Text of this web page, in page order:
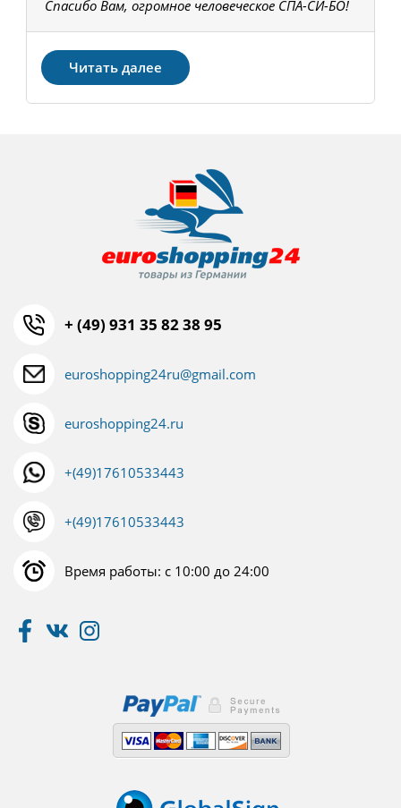
Спасибо Вам, огромное человеческое СПА-СИ-БО!
Читать далее
+ (49) 931 35 82 38 95
euroshopping24ru@gmail.com
euroshopping24.ru
+(49)17610533443
+(49)17610533443
Время работы: с 10:00 до 24:00